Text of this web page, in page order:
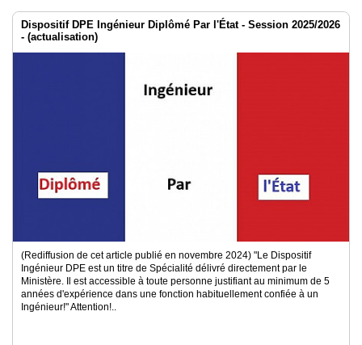
Dispositif DPE Ingénieur Diplômé Par l'État - Session 2025/2026
- (actualisation)
(Rediffusion de cet article publié en novembre 2024) "Le Dispositif
Ingénieur DPE est un titre de Spécialité délivré directement par le
Ministère. Il est accessible à toute personne justifiant au minimum de 5
années d'expérience dans une fonction habituellement confiée à un
Ingénieur!" Attention!..